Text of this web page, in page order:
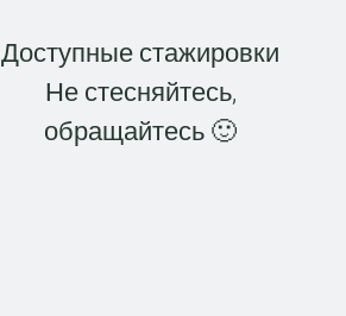
Доступные стажировки
Не стесняйтесь,
обращайтесь 🙂